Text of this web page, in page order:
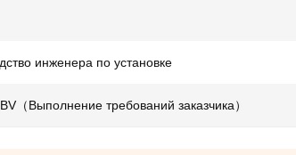
инженера по установке
（Выполнение требований заказчика）